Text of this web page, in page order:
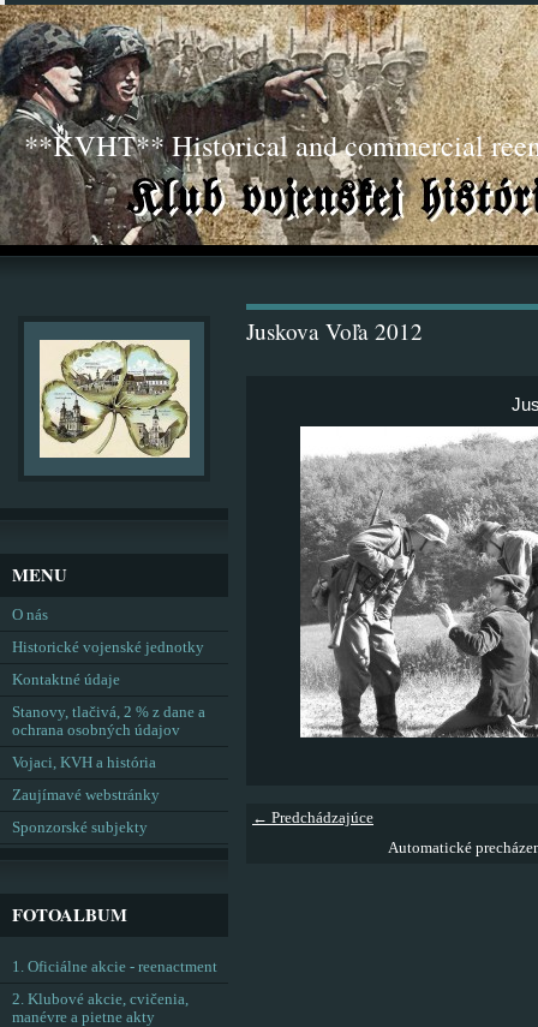
**KVHT** Historical and commercial
Juskova Voľa 2012
← Predchádzajúce
Automatické
MENU
O nás
Historické vojenské jednotky
Kontaktné údaje
Stanovy, tlačivá, 2 % z dane a
ochrana osobných údajov
Vojaci, KVH a história
Zaujímavé webstránky
Sponzorské subjekty
FOTOALBUM
1. Oficiálne akcie - reenactment
2. Klubové akcie, cvičenia,
manévre a pietne akty